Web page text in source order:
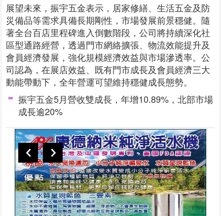
展望未來，振宇五金表示，居家修繕、生活五金及防
災備品等需求具備長期剛性，市場發展前景穩健。隨
著全台百店里程碑進入倒數階段，公司將持續深化社
區型通路經營，透過門市網絡擴張、物流效能提升及
會員經濟發展，強化規模經濟效益與市場滲透率。公
司認為，在展店效益、既有門市成長及會員經濟三大
動能帶動下，全年營運可望維持穩健成長態勢。
振宇五金5月營收雙成長，年增10.89%，北部市場
成長逾20%